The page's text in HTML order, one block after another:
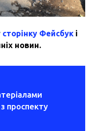
сторінку Фейсбук і
новин.
проспекту